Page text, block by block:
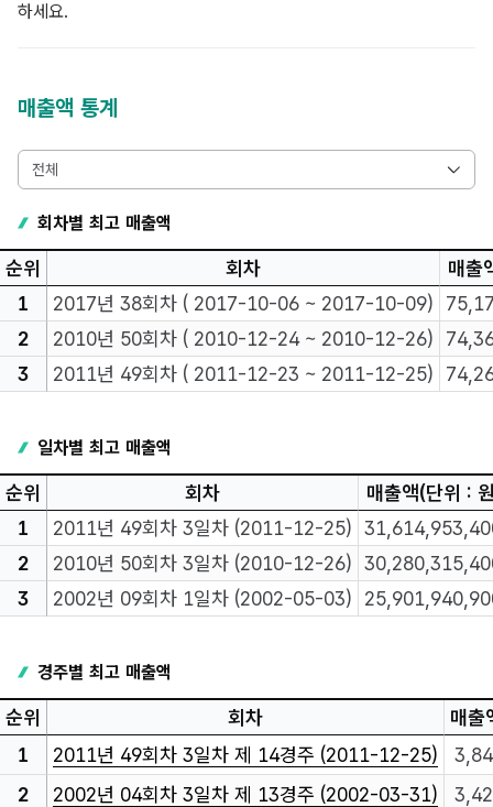
하세요.
매출액 통계
회차별 최고 매출액
순위 회차
매출
1
2017년 38회차 ( 2017-10-06 ~ 2017-10-09)
2
2010년 50회차 ( 2010-12-24 ~ 2010-12-26)
3
2011년 49회차 ( 2011-12-23 ~ 2011-12-25)
일차별 최고 매출액
순위 회차
매출액(단위 :
1
2011년 49회차 3일차 (2011-12-25)
2
2010년 50회차 3일차 (2010-12-26)
3
2002년 09회차 1일차 (2002-05-03)
경주별 최고 매출액
순위 회차
매출
1
2011년 49회차 3일차 제 14경주 (2011-12-25)
2
2002년 04회차 3일차 제 13경주 (2002-03-31)